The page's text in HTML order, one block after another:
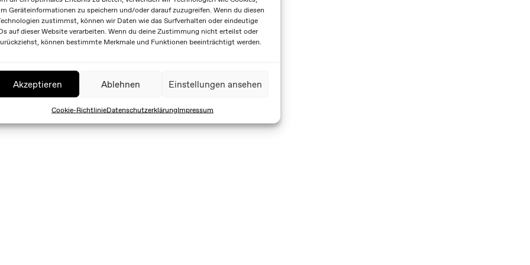
Geräteinformationen zu speichern und/oder darauf zuzugreifen. Wenn du diesen
zustimmst, können wir Daten wie das Surfverhalten oder eindeutige
auf dieser Website verarbeiten. Wenn du deine Zustimmung nicht erteilst oder
können bestimmte Merkmale und Funktionen beeinträchtigt werden.
Akzeptieren Ablehnen Einstellungen ansehen
Cookie-RichtlinieDatenschutzerklärungImpressum